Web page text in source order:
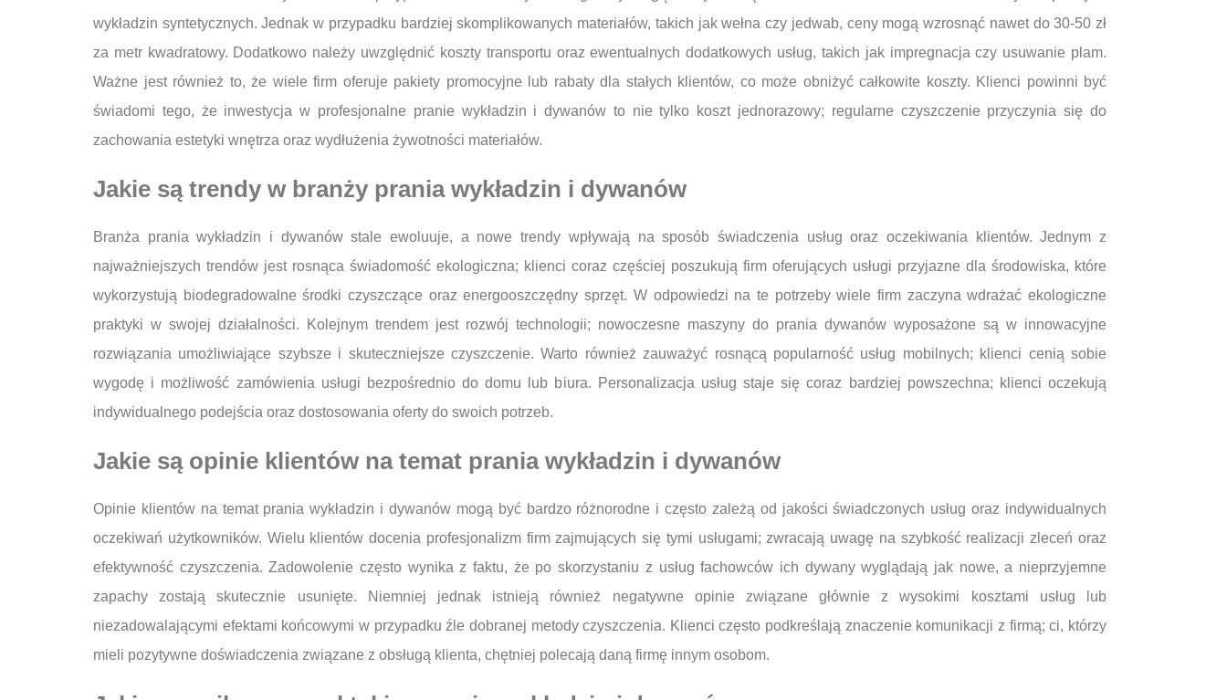
wykładzin syntetycznych. Jednak w przypadku bardziej skomplikowanych materiałów, takich jak wełna czy jedwab, ceny mogą wzrosnąć nawet do 30-50 zł
za metr kwadratowy. Dodatkowo należy uwzględnić koszty transportu oraz ewentualnych dodatkowych usług, takich jak impregnacja czy usuwanie plam.
Ważne jest również to, że wiele firm oferuje pakiety promocyjne lub rabaty dla stałych klientów, co może obniżyć całkowite koszty. Klienci powinni być
świadomi tego, że inwestycja w profesjonalne pranie wykładzin i dywanów to nie tylko koszt jednorazowy; regularne czyszczenie przyczynia się do
zachowania estetyki wnętrza oraz wydłużenia żywotności materiałów.
Jakie są trendy w branży prania wykładzin i dywanów
Branża prania wykładzin i dywanów stale ewoluuje, a nowe trendy wpływają na sposób świadczenia usług oraz oczekiwania klientów. Jednym z
najważniejszych trendów jest rosnąca świadomość ekologiczna; klienci coraz częściej poszukują firm oferujących usługi przyjazne dla środowiska, które
wykorzystują biodegradowalne środki czyszczące oraz energooszczędny sprzęt. W odpowiedzi na te potrzeby wiele firm zaczyna wdrażać ekologiczne
praktyki w swojej działalności. Kolejnym trendem jest rozwój technologii; nowoczesne maszyny do prania dywanów wyposażone są w innowacyjne
rozwiązania umożliwiające szybsze i skuteczniejsze czyszczenie. Warto również zauważyć rosnącą popularność usług mobilnych; klienci cenią sobie
wygodę i możliwość zamówienia usługi bezpośrednio do domu lub biura. Personalizacja usług staje się coraz bardziej powszechna; klienci oczekują
indywidualnego podejścia oraz dostosowania oferty do swoich potrzeb.
Jakie są opinie klientów na temat prania wykładzin i dywanów
Opinie klientów na temat prania wykładzin i dywanów mogą być bardzo różnorodne i często zależą od jakości świadczonych usług oraz indywidualnych
oczekiwań użytkowników. Wielu klientów docenia profesjonalizm firm zajmujących się tymi usługami; zwracają uwagę na szybkość realizacji zleceń oraz
efektywność czyszczenia. Zadowolenie często wynika z faktu, że po skorzystaniu z usług fachowców ich dywany wyglądają jak nowe, a nieprzyjemne
zapachy zostają skutecznie usunięte. Niemniej jednak istnieją również negatywne opinie związane głównie z wysokimi kosztami usług lub
niezadowalającymi efektami końcowymi w przypadku źle dobranej metody czyszczenia. Klienci często podkreślają znaczenie komunikacji z firmą; ci, którzy
mieli pozytywne doświadczenia związane z obsługą klienta, chętniej polecają daną firmę innym osobom.